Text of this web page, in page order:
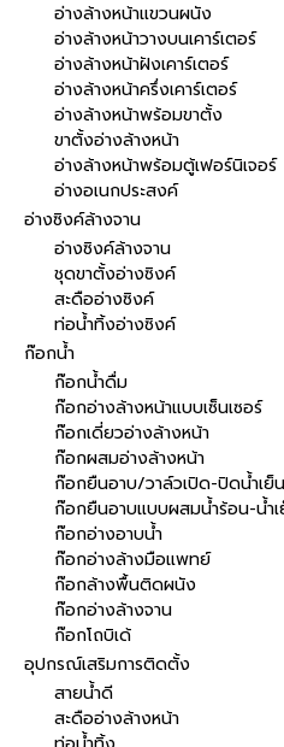
อ่างล้างหน้าแขวนผนัง
อ่างล้างหน้าวางบนเคาร์เตอร์
อ่างล้างหน้าฝังเคาร์เตอร์
อ่างล้างหน้าครึ่งเคาร์เตอร์
อ่างล้างหน้าพร้อมขาตั้ง
ขาตั้งอ่างล้างหน้า
อ่างล้างหน้าพร้อมตู้เฟอร์นิเจอร์
อ่างอเนกประสงค์
อ่างซิงค์ล้างจาน
อ่างซิงค์ล้างจาน
ชุดขาตั้งอ่างซิงค์
สะดืออ่างซิงค์
ท่อน้ำทิ้งอ่างซิงค์
ก๊อกน้ำ
ก๊อกน้ำดื่ม
ก๊อกอ่างล้างหน้าแบบเซ็นเซอร์
ก๊อกเดี่ยวอ่างล้างหน้า
ก๊อกผสมอ่างล้างหน้า
ก๊อกยืนอาบ/วาล์วเปิด-ปิดน้ำเย็น
ก๊อกยืนอาบแบบผสมน้ำร้อน-น้ำ
ก๊อกอ่างอาบน้ำ
ก๊อกอ่างล้างมือแพทย์
ก๊อกล้างพื้นติดผนัง
ก๊อกอ่างล้างจาน
ก๊อกโถบิเด้
อุปกรณ์เสริมการติดตั้ง
สายน้ำดี
สะดืออ่างล้างหน้า